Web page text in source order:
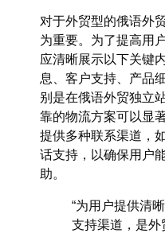
对于外贸型的俄语外
为重要。为了提高用
应清晰展示以下关键
息、客户支持、产品
别是在俄语外贸独立
靠的物流方案可以显
提供多种联系渠道，
话支持，以确保用户
助。
“为用户提供清
支持渠道，是外